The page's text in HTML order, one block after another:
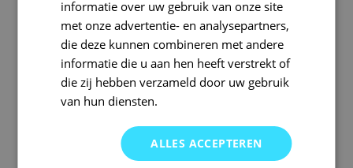
informatie over uw gebruik van onze site
met onze advertentie- en analysepartners,
die deze kunnen combineren met andere
informatie die u aan hen heeft verstrekt of
die zij hebben verzameld door uw gebruik
van hun diensten.
ALLES ACCEPTEREN